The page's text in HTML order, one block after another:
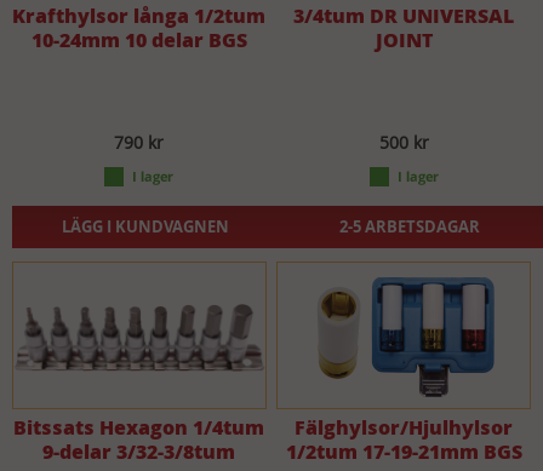
Krafthylsor långa 1/2tum
10-24mm 10 delar BGS
790 kr
LÄGG I KUNDVAGNEN
3/4tum DR UNIVERSAL
JOINT
500 kr
2-5 ARBETSDAGAR
Bitssats Hexagon 1/4tum
9-delar 3/32-3/8tum
Fälghylsor/Hjulhylsor
1/2tum 17-19-21mm BGS